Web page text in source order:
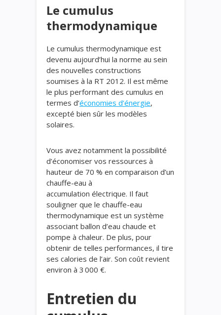
Le cumulus
thermodynamique
Le cumulus thermodynamique est
devenu aujourd’hui la norme au sein
des nouvelles constructions
soumises à la RT 2012. Il est même
le plus performant des cumulus en
termes d’économies d’énergie,
excepté bien sûr les modèles
solaires.
Vous avez notamment la possibilité
d’économiser vos ressources à
hauteur de 70 % en comparaison d’un
chauffe-eau à
accumulation électrique. Il faut
souligner que le chauffe-eau
thermodynamique est un système
associant ballon d’eau chaude et
pompe à chaleur. De plus, pour
obtenir de telles performances, il tire
ses calories de l’air. Son coût revient
environ à 3 000 €.
Entretien du